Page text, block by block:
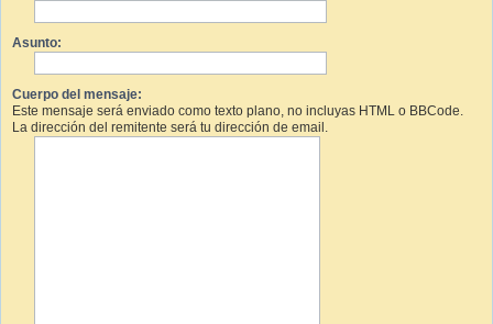
Asunto:
Cuerpo del mensaje:
Este mensaje será enviado como texto plano, no incluyas HTML o BBCode.
La dirección del remitente será tu dirección de email.